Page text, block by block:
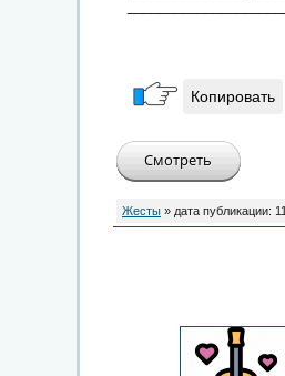
Копировать
Жесты » дата публикации: